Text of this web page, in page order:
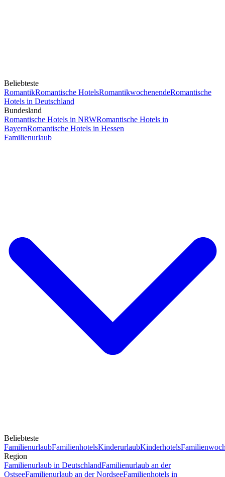
Beliebteste
RomantikRomantische HotelsRomantikwochenendeRomantische
Hotels in Deutschland
Bundesland
Romantische Hotels in NRWRomantische Hotels in
BayernRomantische Hotels in Hessen
Familienurlaub
Beliebteste
FamilienurlaubFamilienhotelsKinderurlaubKinderhotels
Region
Familienurlaub in DeutschlandFamilienurlaub an der
OstseeFamilienurlaub an der NordseeFamilienhotels in